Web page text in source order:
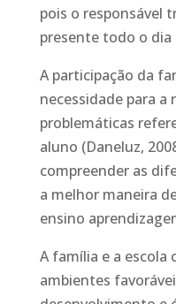
pois o responsável
presente todo o dia
A participação da
necessidade para a
problemáticas
aluno (Daneluz,
compreender as
a melhor maneira
ensino
A família e a
ambientes